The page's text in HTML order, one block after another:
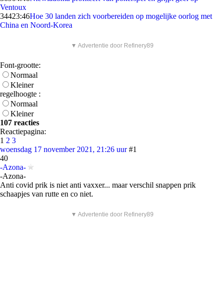
Ventoux
34423:46Hoe 30 landen zich voorbereiden op mogelijke oorlog met
China en Noord-Korea
▼ Advertentie door Refinery89
Font-grootte:
Normaal
Kleiner
regelhoogte :
Normaal
Kleiner
107 reacties
Reactiepagina:
1 2 3
woensdag 17 november 2021, 21:26 uur #1
40
-Azona-
-Azona-
Anti covid prik is niet anti vaxxer... maar verschil snappen prik
schaapjes van rutte en co niet.
▼ Advertentie door Refinery89